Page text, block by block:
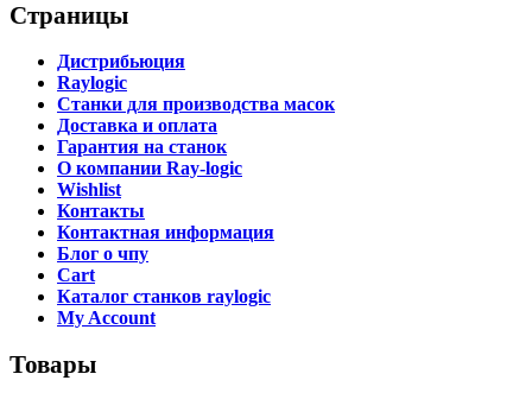
Страницы
Дистрибьюция
Raylogic
Станки для производства масок
Доставка и оплата
Гарантия на станок
О компании Ray-logic
Wishlist
Контакты
Контактная информация
Блог о чпу
Cart
Каталог станков raylogic
My Account
Товары